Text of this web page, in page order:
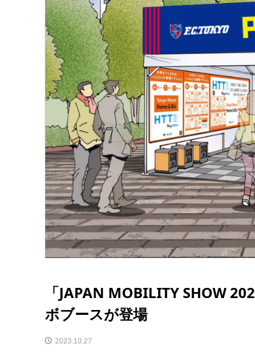
「JAPAN MOBILITY SHOW
ボブースが登場
2023.10.27